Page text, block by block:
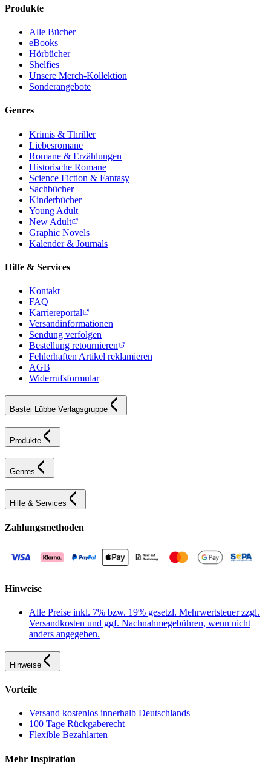
Produkte
Alle Bücher
eBooks
Hörbücher
Shelfies
Unsere Merch-Kollektion
Sonderangebote
Genres
Krimis & Thriller
Liebesromane
Romane & Erzählungen
Historische Romane
Science Fiction & Fantasy
Sachbücher
Kinderbücher
Young Adult
New Adult
Graphic Novels
Kalender & Journals
Hilfe & Services
Kontakt
FAQ
Karriereportal
Versandinformationen
Sendung verfolgen
Bestellung retournieren
Fehlerhaften Artikel reklamieren
AGB
Widerrufsformular
Bastei Lübbe Verlagsgruppe
Produkte
Genres
Hilfe & Services
Zahlungsmethoden
Hinweise
Alle Preise inkl. 7% bzw. 19% gesetzl. Mehrwertsteuer zzgl.
Versandkosten und ggf. Nachnahmegebühren, wenn nicht
anders angegeben.
Hinweise
Vorteile
Versand kostenlos innerhalb Deutschlands
100 Tage Rückgaberecht
Flexible Bezahlarten
Mehr Inspiration